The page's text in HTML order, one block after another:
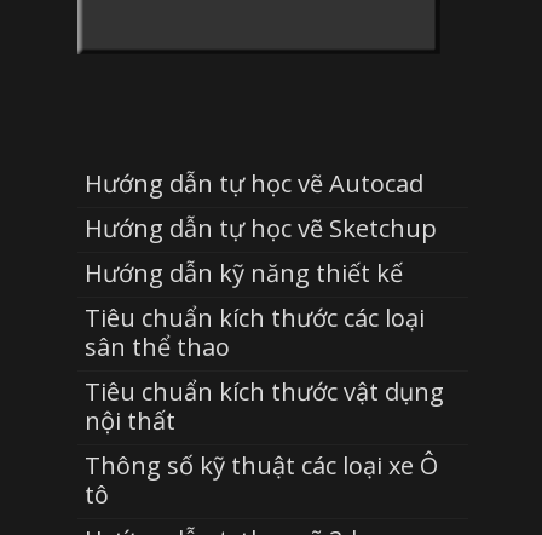
Hướng dẫn tự học vẽ Autocad
Hướng dẫn tự học vẽ Sketchup
Hướng dẫn kỹ năng thiết kế
Tiêu chuẩn kích thước các loại
sân thể thao
Tiêu chuẩn kích thước vật dụng
nội thất
Thông số kỹ thuật các loại xe Ô
tô